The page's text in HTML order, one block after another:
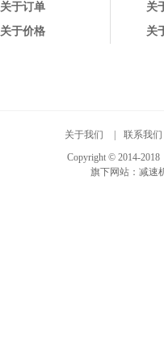
关于订单
关于价格
关
关
关于我们
联系我们
Copyright © 2014-
旗下网站： 减速